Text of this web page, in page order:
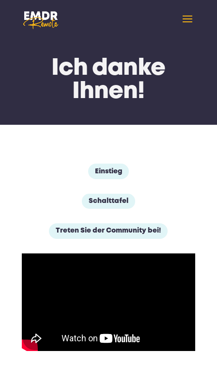
Ich danke
Ihnen!
Einstieg
Schalttafel
Treten Sie der Community bei!